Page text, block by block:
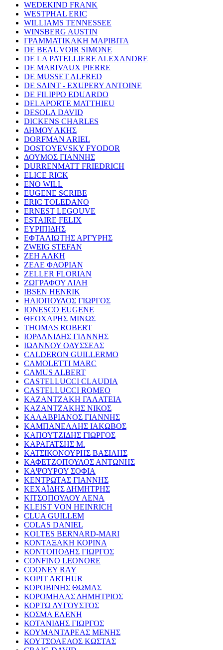
WEDEKIND FRANK
WESTPHAL ERIC
WILLIAMS TENNESSEE
WINSBERG AUSTIN
ΓΡΑΜΜΑΤΙΚΑΚΗ ΜΑΡΙΒΙΤΑ
DE BEAUVOIR SIMONE
DE LA PATELLIERE ALEXANDRE
DE MARIVAUX PIERRE
DE MUSSET ALFRED
DE SAINT - EXUPERY ANTOINE
DE FILIPPO EDUARDO
DELAPORTE MATTHIEU
DESOLA DAVID
DICKENS CHARLES
ΔΗΜΟΥ ΑΚΗΣ
DORFMAN ARIEL
DOSTOYEVSKY FYODOR
ΔΟΥΜΟΣ ΓΙΑΝΝΗΣ
DURRENMATT FRIEDRICH
ELICE RICK
ENO WILL
EUGENE SCRIBE
ERIC TOLEDANO
ERNEST LEGOUVE
ESTAIRE FELIX
ΕΥΡΙΠΙΔΗΣ
ΕΦΤΑΛΙΩΤΗΣ ΑΡΓΥΡΗΣ
ZWEIG STEFAN
ΖΕΗ ΑΛΚΗ
ΖΕΛΕ ΦΛΟΡΙΑΝ
ZELLER FLORIAN
ΖΩΓΡΑΦΟΥ ΛΙΛΗ
IBSEN HENRIK
ΗΛΙΟΠΟΥΛΟΣ ΓΙΩΡΓΟΣ
IONESCO EUGENE
ΘΕΟΧΑΡΗΣ ΜΙΝΩΣ
THOMAS ROBERT
ΙΟΡΔΑΝΙΔΗΣ ΓΙΑΝΝΗΣ
ΙΩΑΝΝΟΥ ΟΔΥΣΣΕΑΣ
CALDERON GUILLERMO
CAMOLETTI MARC
CAMUS ALBERT
CASTELLUCCI CLAUDIA
CASTELLUCCI ROMEO
ΚΑΖΑΝΤΖΑΚΗ ΓΑΛΑΤΕΙΑ
ΚΑΖΑΝΤΖΑΚΗΣ ΝΙΚΟΣ
ΚΑΛΑΒΡΙΑΝΟΣ ΓΙΑΝΝΗΣ
ΚΑΜΠΑΝΕΛΛΗΣ ΙΑΚΩΒΟΣ
ΚΑΠΟΥΤΖΙΔΗΣ ΓΙΩΡΓΟΣ
ΚΑΡΑΓΑΤΣΗΣ Μ.
ΚΑΤΣΙΚΟΝΟΥΡΗΣ ΒΑΣΙΛΗΣ
ΚΑΦΕΤΖΟΠΟΥΛΟΣ ΑΝΤΩΝΗΣ
ΚΑΨΟΥΡΟΥ ΣΟΦΙΑ
ΚΕΝΤΡΩΤΑΣ ΓΙΑΝΝΗΣ
ΚΕΧΑΪΔΗΣ ΔΗΜΗΤΡΗΣ
ΚΙΤΣΟΠΟΥΛΟΥ ΛΕΝΑ
KLEIST VON HEINRICH
CLUA GUILLEM
COLAS DANIEL
KOLTES BERNARD-MARI
ΚΟΝΤΑΞΑΚΗ ΚΟΡΙΝΑ
ΚΟΝΤΟΠΟΔΗΣ ΓΙΩΡΓΟΣ
CONFINO LEONORE
COONEY RAY
KOPIT ARTHUR
ΚΟΡΟΒΙΝΗΣ ΘΩΜΑΣ
ΚΟΡΟΜΗΛΑΣ ΔΗΜΗΤΡΙΟΣ
ΚΟΡΤΩ ΑΥΓΟΥΣΤΟΣ
ΚΟΣΜΑ ΕΛΕΝΗ
ΚΟΤΑΝΙΔΗΣ ΓΙΩΡΓΟΣ
ΚΟΥΜΑΝΤΑΡΕΑΣ ΜΕΝΗΣ
ΚΟΥΤΣΟΛΕΛΟΣ ΚΩΣΤΑΣ